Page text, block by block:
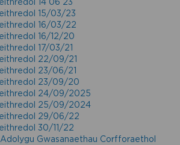
15/03/23
16/03/22
16/12/20
17/03/21
22/09/21
23/06/21
23/09/20
24/09/2025
25/09/2024
29/06/22
30/11/22
Gwasanaethau Corfforaethol